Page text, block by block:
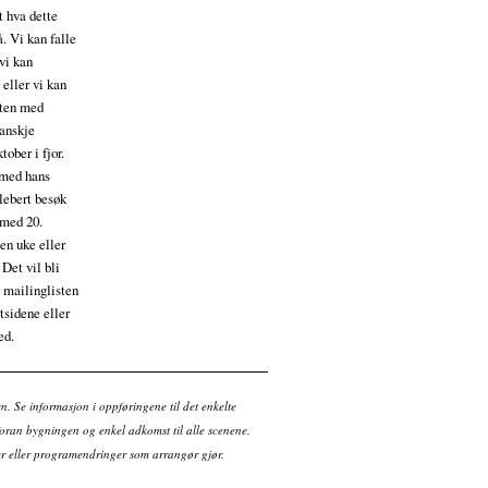
hva dette
Vi kan falle
kan
eller vi kan
med
i fjor.
hans
besøk
20.
uke eller
Det vil bli
mailinglisten
eller
Se informasjon i oppføringene til det enkelte
bygningen og enkel adkomst til alle scenene.
eller programendringer som arrangør gjør.